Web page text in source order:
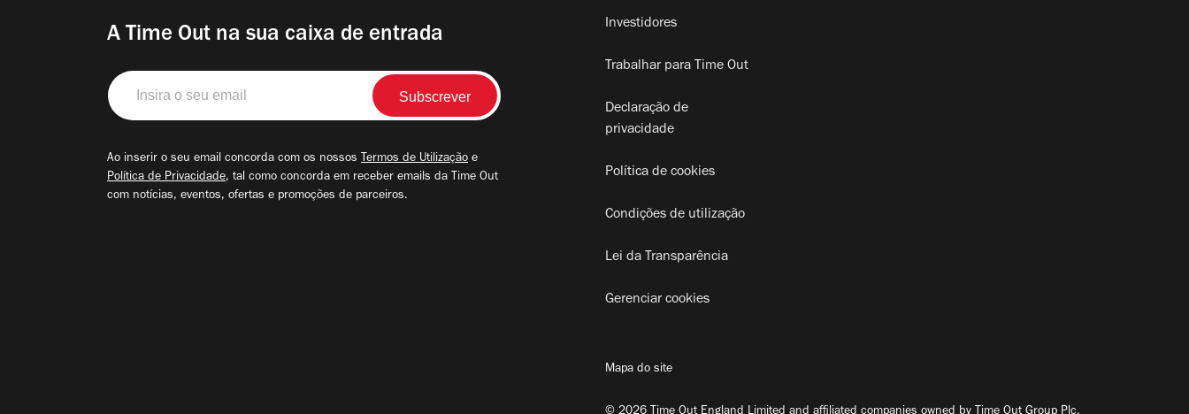
A Time Out na sua caixa de entrada
Insira
o
seu
Ao inserir o seu email concorda com os nossos Termos de Utilização e
Política de Privacidade, tal como concorda em receber emails da Time Out
com notícias, eventos, ofertas e promoções de parceiros.
Investidores
Trabalhar para Time Out
Declaração de
privacidade
Política de cookies
Condições de utilização
Lei da Transparência
Gerenciar cookies
Mapa do site